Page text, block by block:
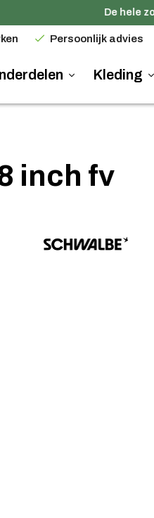
De hele
Persoonlijk advies
Kleding
inch fv